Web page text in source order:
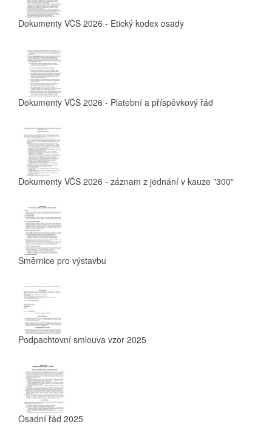
Dokumenty VČS 2026 - Etický kodex osady
Dokumenty VČS 2026 - Platební a příspěvkový řád
Dokumenty VČS 2026 - záznam z jednání v kauze "300"
Směrnice pro výstavbu
Podpachtovní smlouva vzor 2025
Osadní řád 2025